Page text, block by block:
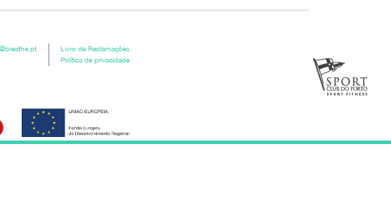
Livro de Reclamações
Política de privacidade